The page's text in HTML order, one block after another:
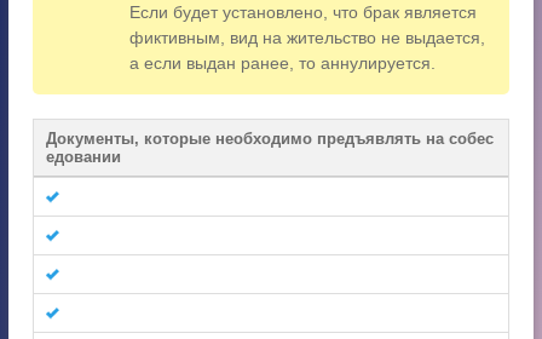
Если будет установлено, что брак является
фиктивным, вид на жительство не выдается,
а если выдан ранее, то аннулируется.
Документы, которые необходимо предъявлять на собес
едовании